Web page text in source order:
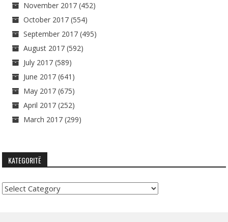
November 2017 (452)
October 2017 (554)
September 2017 (495)
August 2017 (592)
July 2017 (589)
June 2017 (641)
May 2017 (675)
April 2017 (252)
March 2017 (299)
KATEGORITË
Kategoritë